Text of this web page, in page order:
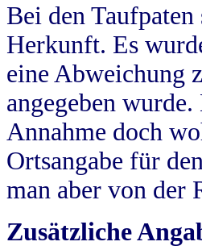
Bei den
Herkunft. Es
eine Abweichung
angegeben
Annahme doch
Ortsangabe für
man aber von der
Zusätzliche